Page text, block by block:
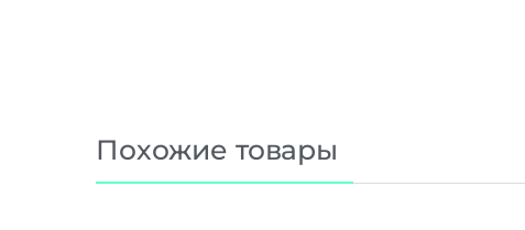
Похожие товары